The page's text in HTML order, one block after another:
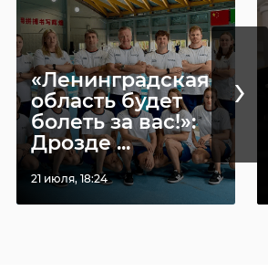
«Ленинградская
область будет
болеть за вас!»:
Дрозде ...
21 июля, 18:24
›